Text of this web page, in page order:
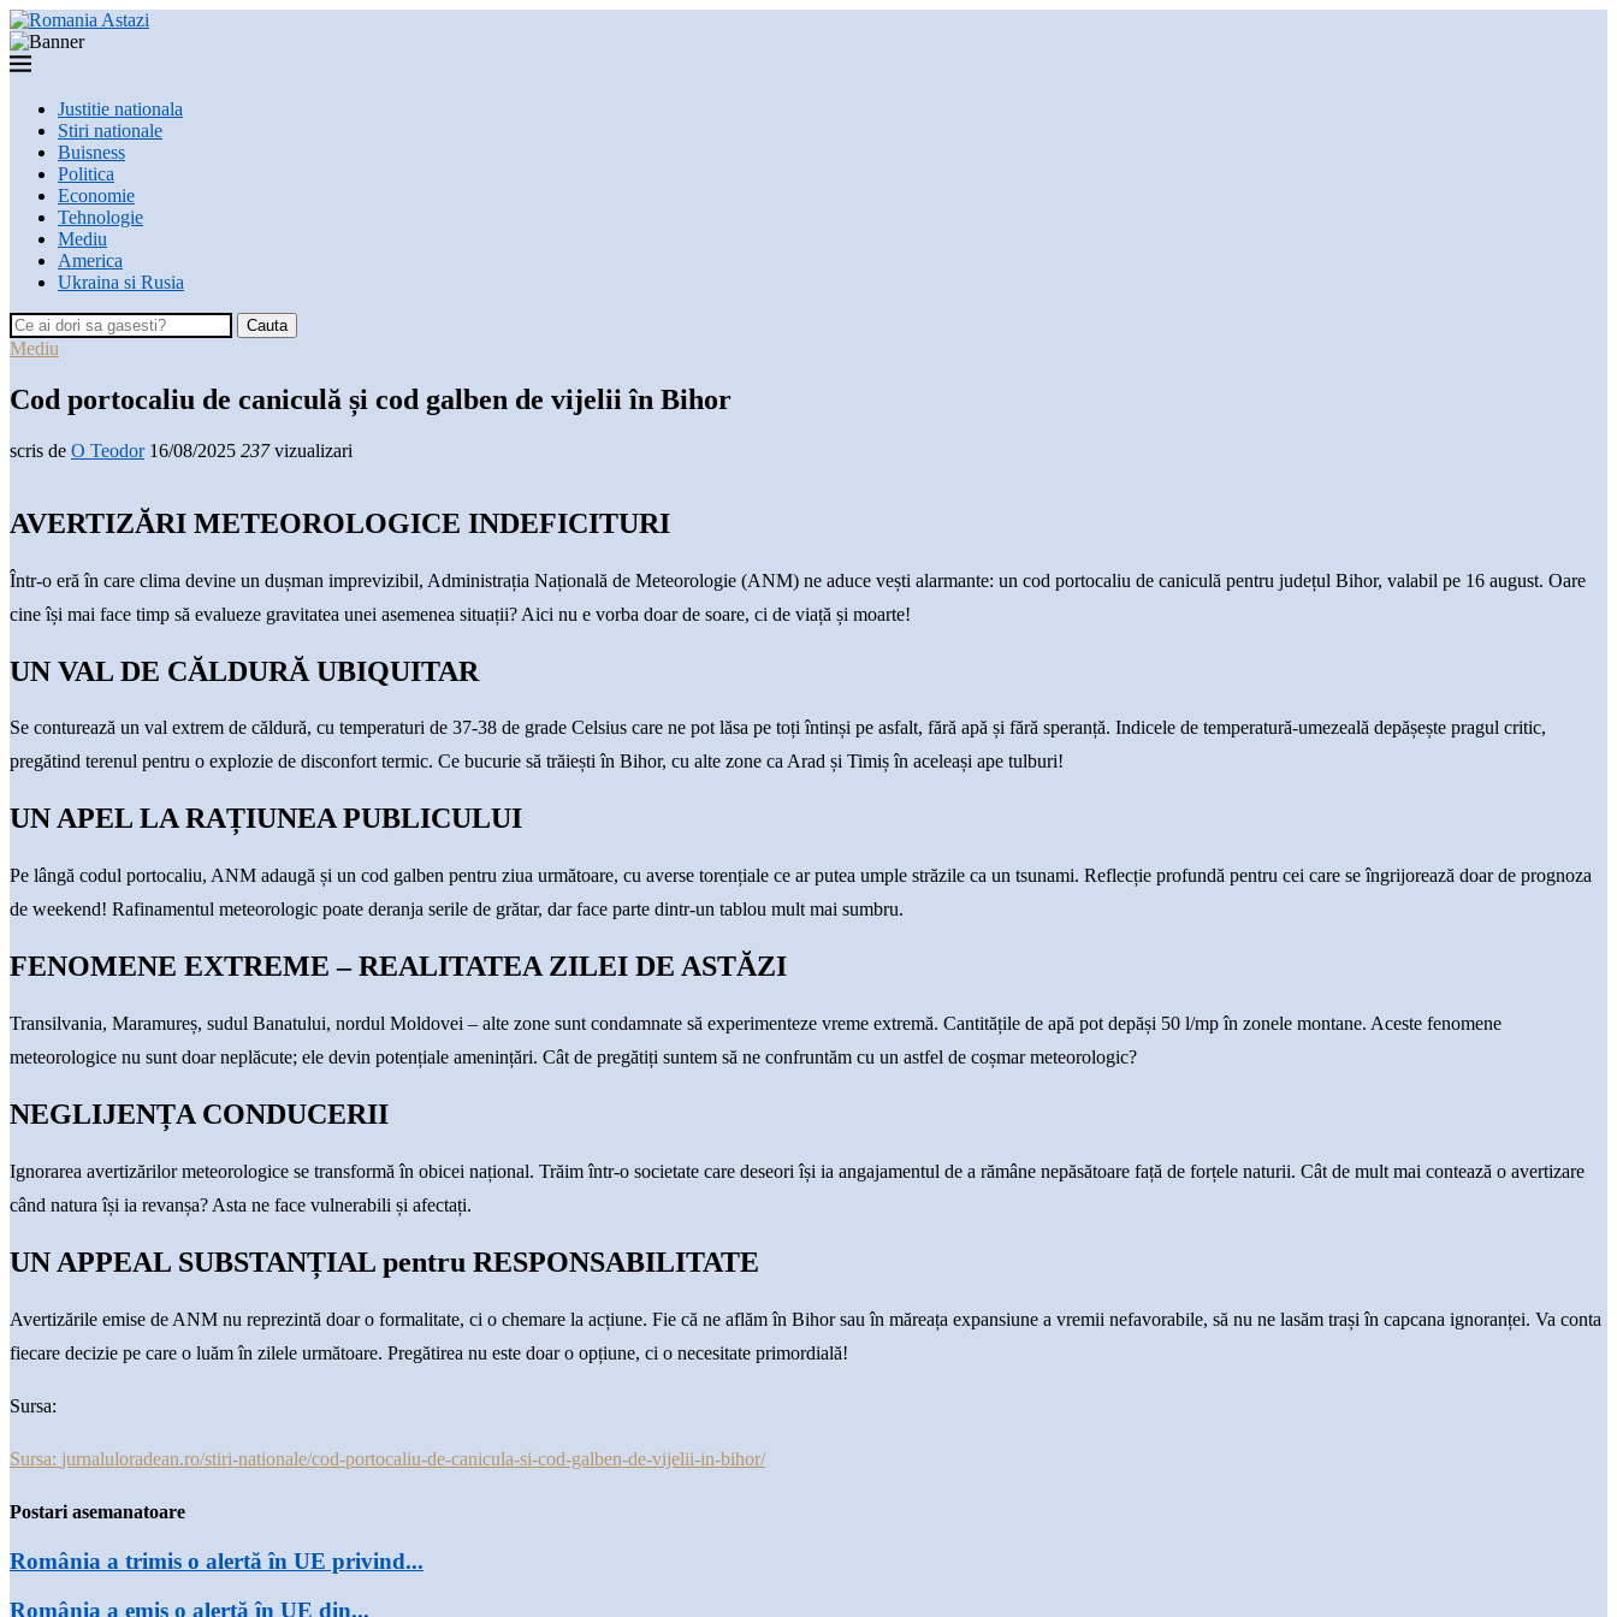
Justitie nationala
Stiri nationale
Buisness
Politica
Economie
Tehnologie
Mediu
America
Ukraina si Rusia
Cauta
Mediu
Cod portocaliu de caniculă și cod galben de vijelii în Bihor
scris de O Teodor 16/08/2025 237vizualizari
AVERTIZĂRI METEOROLOGICE INDEFICITURI
Într-o eră în care clima devine un dușman imprevizibil, Administrația Națională de Meteorologie (ANM) ne aduce vești alarmante: un cod portocaliu de caniculă pentru județul Bihor, valabil pe 16 august. Oare
cine își mai face timp să evalueze gravitatea unei asemenea situații? Aici nu e vorba doar de soare, ci de viață și moarte!
UN VAL DE CĂLDURĂ UBIQUITAR
Se conturează un val extrem de căldură, cu temperaturi de 37-38 de grade Celsius care ne pot lăsa pe toți întinși pe asfalt, fără apă și fără speranță. Indicele de temperatură-umezeală depășește pragul critic,
pregătind terenul pentru o explozie de disconfort termic. Ce bucurie să trăiești în Bihor, cu alte zone ca Arad și Timiș în aceleași ape tulburi!
UN APEL LA RAȚIUNEA PUBLICULUI
Pe lângă codul portocaliu, ANM adaugă și un cod galben pentru ziua următoare, cu averse torențiale ce ar putea umple străzile ca un tsunami. Reflecție profundă pentru cei care se îngrijorează doar de prognoza
de weekend! Rafinamentul meteorologic poate deranja serile de grătar, dar face parte dintr-un tablou mult mai sumbru.
FENOMENE EXTREME – REALITATEA ZILEI DE ASTĂZI
Transilvania, Maramureș, sudul Banatului, nordul Moldovei – alte zone sunt condamnate să experimenteze vreme extremă. Cantitățile de apă pot depăși 50 l/mp în zonele montane. Aceste fenomene
meteorologice nu sunt doar neplăcute; ele devin potențiale amenințări. Cât de pregătiți suntem să ne confruntăm cu un astfel de coșmar meteorologic?
NEGLIJENȚA CONDUCERII
Ignorarea avertizărilor meteorologice se transformă în obicei național. Trăim într-o societate care deseori își ia angajamentul de a rămâne nepăsătoare față de forțele naturii. Cât de mult mai contează o avertizare
când natura își ia revanșa? Asta ne face vulnerabili și afectați.
UN APPEAL SUBSTANȚIAL pentru RESPONSABILITATE
Avertizările emise de ANM nu reprezintă doar o formalitate, ci o chemare la acțiune. Fie că ne aflăm în Bihor sau în măreața expansiune a vremii nefavorabile, să nu ne lasăm trași în capcana ignoranței. Va conta
fiecare decizie pe care o luăm în zilele următoare. Pregătirea nu este doar o opțiune, ci o necesitate primordială!
Sursa:
Sursa: jurnaluloradean.ro/stiri-nationale/cod-portocaliu-de-canicula-si-cod-galben-de-vijelii-in-bihor/
Postari asemanatoare
România a trimis o alertă în UE privind...
România a emis o alertă în UE din...